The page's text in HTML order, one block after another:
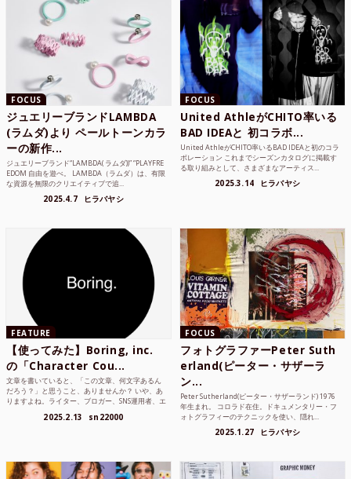
FOCUS
ジュエリーブランドLAMBDA
(ラムダ)より ペールトーンカラ
ーの新作...
ジュエリーブランド“LAMBDA( ラムダ))” “PLAYFRE
EDOM 自由を遊べ。 LAMBDA（ラムダ）は、有限
な資源を無限のクリエイティブで追...
2025.4.7 ヒラバヤシ
FOCUS
United AthleがCHITO率いる
BAD IDEAと 初コラボ...
United AthleがCHITO率いるBAD IDEAと初のコラ
ボレーション これまでシーズンカタログに掲載す
る取り組みとして、さまざまなアーティス...
2025.3.14 ヒラバヤシ
FEATURE
【使ってみた】Boring, inc.
の「Character Cou...
文章を書いていると、「この文章、何文字あるん
だろう？」と思うこと、ありませんか？ いや、あ
りますよね。ライター、ブロガー、SNS運用者、エ
2025.2.13 sn22000
FOCUS
フォトグラファーPeter Suth
erland(ピーター・サザーラ
ン...
Peter Sutherland(ピーター・サザーランド) 1976
年生まれ。 コロラド在住。ドキュメンタリー・フ
ォトグラフィーのテクニックを使い、隠れ...
2025.1.27 ヒラバヤシ